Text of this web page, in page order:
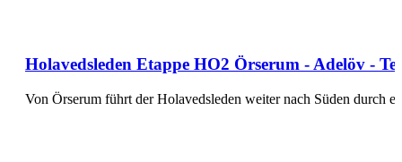
Holavedsleden Etappe HO2 Örserum - Adelöv -
Von Örserum führt der Holavedsleden weiter nach Süden durch